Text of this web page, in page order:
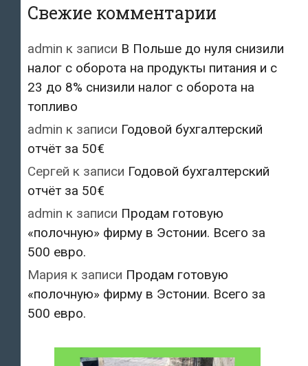
Свежие комментарии
admin к записи В Польше до нуля снизили
налог с оборота на продукты питания и с
23 до 8% снизили налог с оборота на
топливо
admin к записи Годовой бухгалтерский
отчёт за 50€
Сергей к записи Годовой бухгалтерский
отчёт за 50€
admin к записи Продам готовую
«полочную» фирму в Эстонии. Всего за
500 евро.
Мария к записи Продам готовую
«полочную» фирму в Эстонии. Всего за
500 евро.